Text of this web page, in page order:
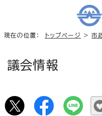
現在の位置： トップページ >市
議会情報